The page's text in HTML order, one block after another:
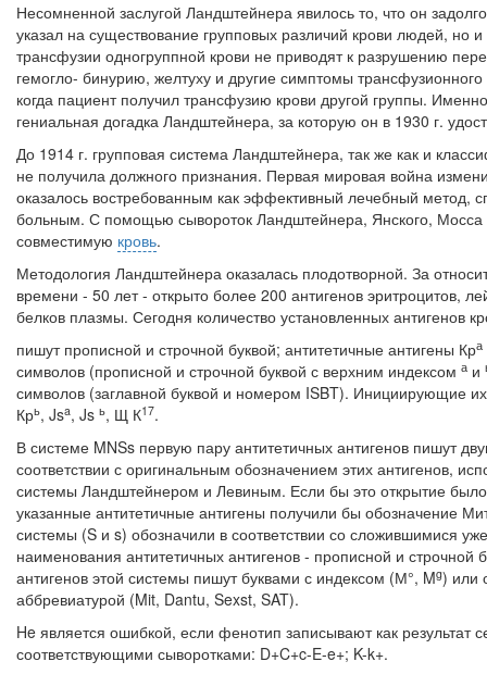
Несомненной заслугой Ландштейнера явилось то, что он
указал на существование групповых различий крови лю­дей, но
трансфузии одногруппной кро­ви не приводят к разрушению
гемогло- бинурию, желтуху и другие симптомы
когда пациент получил трансфузию крови другой группы.
гениальная догадка Ландштейнера, за которую он в 1930 г.
До 1914 г. групповая система Ландштейнера, так же как и
не получила должного признания. Первая миро­вая война
оказалось востребованным как эффективный лечебный метод,
больным. С помощью сывороток Ландштейнера, Янского, Мосса
совместимую кровь.
Методология Ландштейнера оказалась плодотворной. За
времени - 50 лет - открыто более 200 антигенов эритро­цитов,
белков плазмы. Сегодня коли­чество установленных антигенов
пишут прописной и строчной буквой; антитетичные антигены Кра
символов (прописной и строчной буквой с верхним индек­сом а и
символов (заглавной буквой и номером ISBT). Инициирующие
Крь, Jsa, Js ь, Щ К17.
В системе MNSs первую пару антитетичных антигенов пишут
соответствии с оригинальным обозначением этих ан­тигенов,
системы Ландштейнером и Левиным. Если бы это открытие
указанные антитетичные антигены получили бы обозначение
системы (S и s) обозначили в соответствии со сложивши­мися
наименования антитетичных антигенов - прописной и строчной
антигенов этой системы пишут буквами с индексом (М°, Mg) или
аббревиатурой (Mit, Dantu, Sexst, SAT).
He является ошибкой, если фенотип записывают как результат
соответствующими сыворотками: D+C+c-E-e+; K-k+.